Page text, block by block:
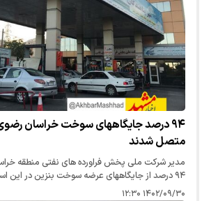
۹۴ درصد جایگاههای سوخت خراسان
متصل شدند
مدیر شرکت ملی پخش فراورده های نفتی منطقه
۹۴ درصد از جایگاههای عرضه سوخت بنزین در این
سامانه هوشمند متصل شده‌اند.
۱۴۰۲/۰۹/۳۰ ۱۲:۳۰